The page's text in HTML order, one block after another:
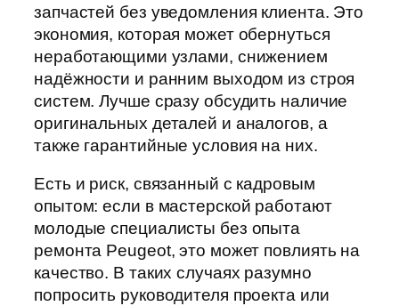
запчастей без уведомления клиента. Это
экономия, которая может обернуться
неработающими узлами, снижением
надёжности и ранним выходом из строя
систем. Лучше сразу обсудить наличие
оригинальных деталей и аналогов, а
также гарантийные условия на них.
Есть и риск, связанный с кадровым
опытом: если в мастерской работают
молодые специалисты без опыта
ремонта Peugeot, это может повлиять на
качество. В таких случаях разумно
попросить руководителя проекта или